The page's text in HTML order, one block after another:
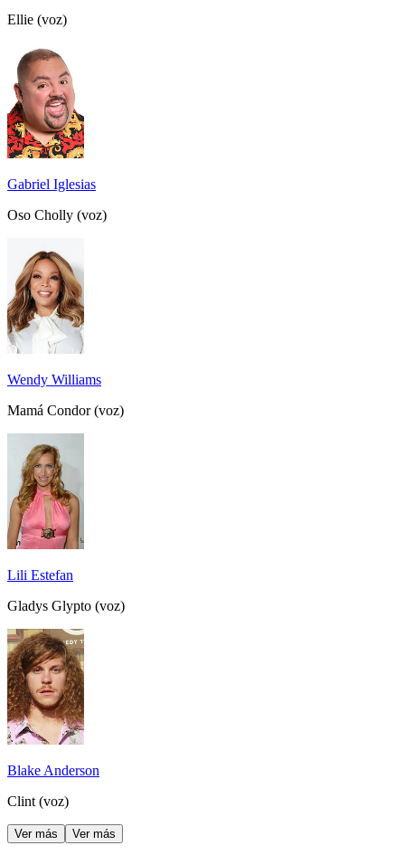
Ellie (voz)
Gabriel Iglesias
Oso Cholly (voz)
Wendy Williams
Mamá Condor (voz)
Lili Estefan
Gladys Glypto (voz)
Blake Anderson
Clint (voz)
Ver más Ver más